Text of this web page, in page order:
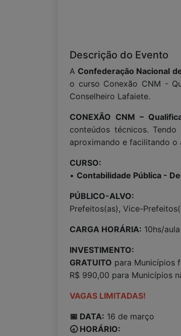
Descrição do Evento
A Confederação Nacional
o curso Conexão CNM -
Conselheiro Lafaiete.
CONEXÃO CNM –
conteúdos técnicos.
aproximando e facilitando o
CURSO:
• Contabilidade Pública -
PÚBLICO-ALVO:
Prefeitos(as), Vice-
CARGA HORÁRIA: 10hs/aula
INVESTIMENTO:
GRATUITO para Municípios
R$ 990,00 para Municípios
VAGAS LIMITADAS!
📅 DATA: 16 de março
🕣 HORÁRIO: